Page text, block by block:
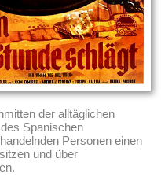
der alltäglichen
Spanischen
Personen einen
und über